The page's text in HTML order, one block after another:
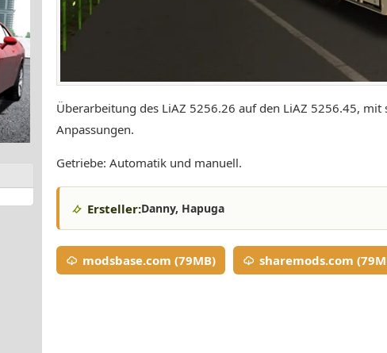
Überarbeitung des LiAZ 5256.26 auf den LiAZ 5256.45, mit
Anpassungen.
Getriebe: Automatik und manuell.
Ersteller:Danny, Hapuga
modsbase.com (79MB) sharemods.com